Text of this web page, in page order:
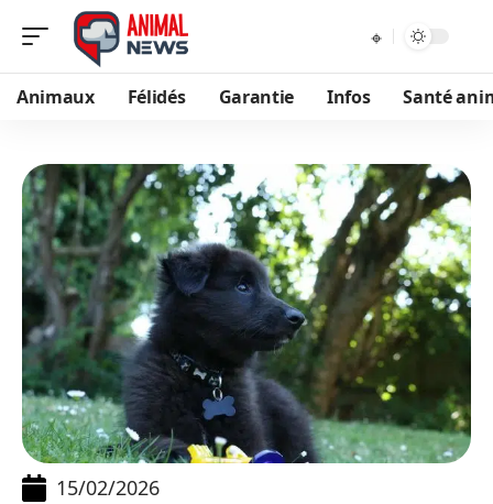
Animaux Félidés Garantie Infos Santé
15/02/2026